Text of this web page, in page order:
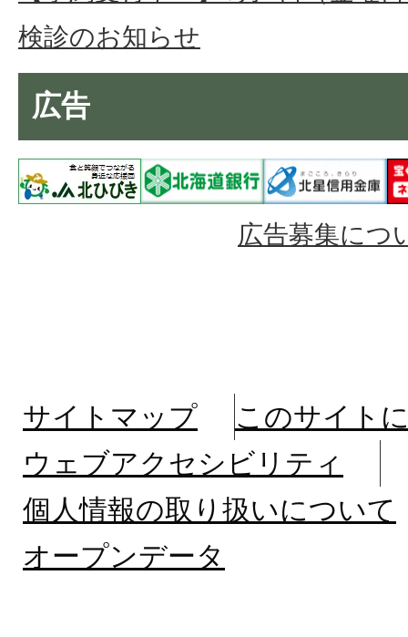
検診のお知らせ
広告
広告募集につ
サイトマップ
このサイト
ウェブアクセシビリティ
個人情報の取り扱いについて
オープンデータ